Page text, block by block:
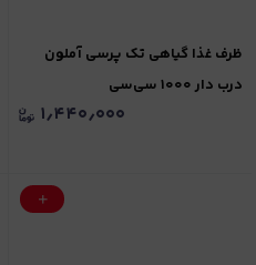
ظرف غذا گیاهی تک پرسی آملون
درب دار ۱۰۰۰ سی‌سی
۱٫۴۴۰٫۰۰۰